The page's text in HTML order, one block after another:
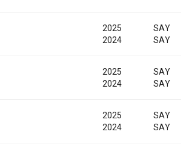
2025
2024
SAY
SAY
2025
2024
SAY
SAY
2025
2024
SAY
SAY